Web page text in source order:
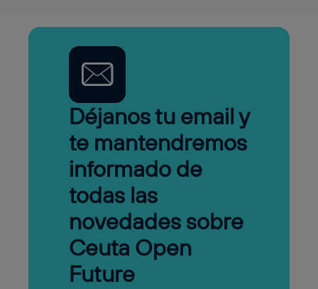
Déjanos tu email y
te mantendremos
informado de
todas las
novedades sobre
Ceuta Open
Future